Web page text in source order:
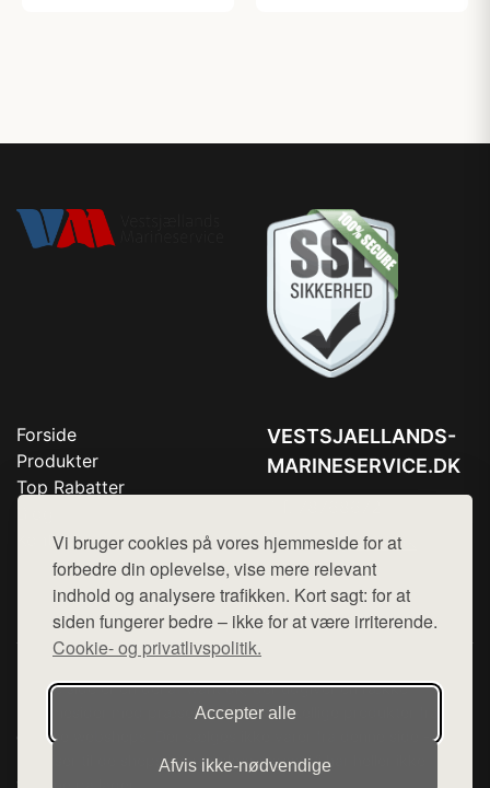
Vi bruger cookies på vores hjemmeside for at
forbedre din oplevelse, vise mere relevant
indhold og analysere trafikken. Kort sagt: for at
siden fungerer bedre – ikke for at være irriterende.
Cookie- og privatlivspolitik.
Accepter alle
Afvis ikke‑nødvendige
Forside
Produkter
Top Rabatter
Kontakt
VESTSJAELLANDS-
MARINESERVICE.DK
Mail:hej@want.dk
Cookie- og privatlivspolitik
Denne side er en del af want.dk, der udgiver en række
hjemmesider med præsentation af forskellige produkter fra
diverse webshops. Der sælges ikke varer fra denne side - vi
henviser til de shops, som sælger varen. Vi har heller ikke